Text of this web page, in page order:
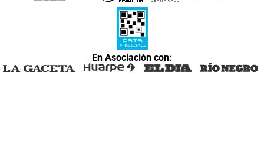
En Asociación con: